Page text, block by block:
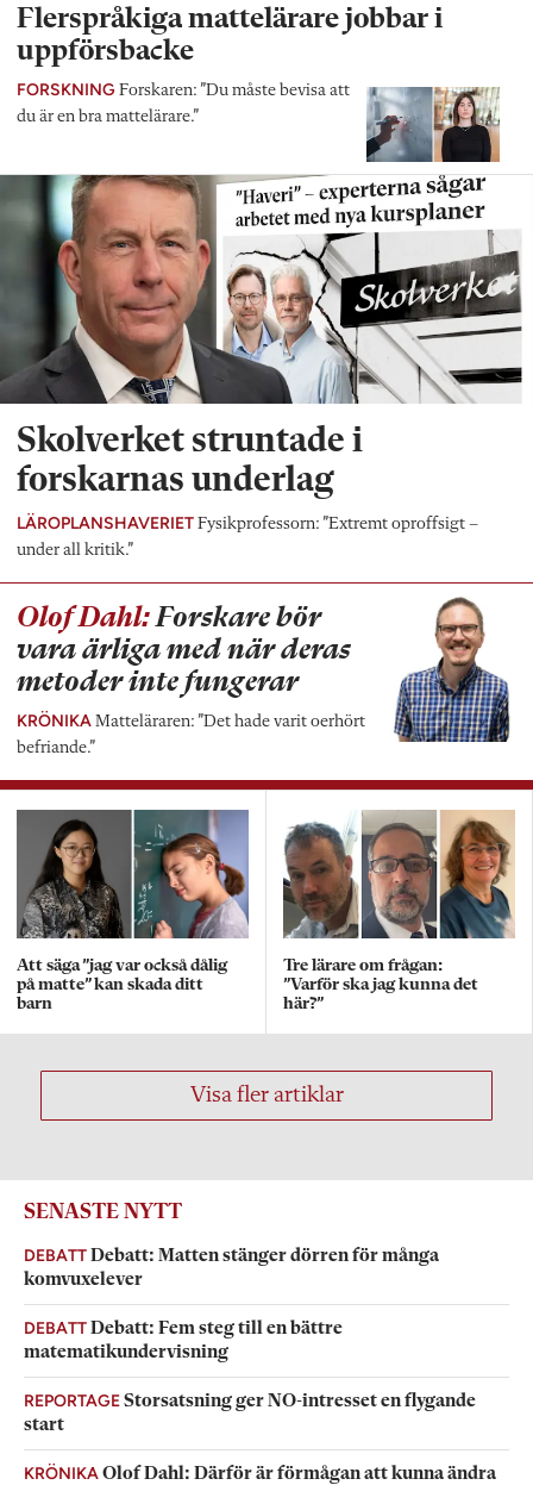
Flerspråkiga mattelärare jobbar i
uppförsbacke
FORSKNING Forskaren: ”Du måste bevisa att
du är en bra mattelärare.”
Skolverket struntade i
forskarnas underlag
LÄROPLANSHAVERIET Fysikprofessorn: ”Extremt oproffsigt –
under all kritik.”
Olof Dahl:Forskare bör
vara ärliga med när deras
metoder inte fungerar
KRÖNIKA Matteläraren: ”Det hade varit oerhört
befriande.”
Att säga ”jag var också dålig
på matte” kan skada ditt
barn
Tre lärare om frågan:
”Varför ska jag kunna det
här?”
Visa fler artiklar
SENASTE NYTT
DEBATTDebatt: Matten stänger dörren för många
komvuxelever
DEBATTDebatt: Fem steg till en bättre
matematikundervisning
REPORTAGEStorsatsning ger NO-intresset en flygande
start
KRÖNIKA Olof Dahl: Därför är förmågan att kunna ändra